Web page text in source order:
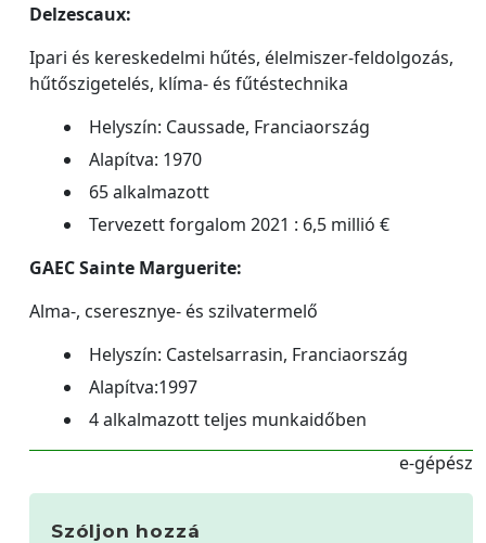
Delzescaux:
Ipari és kereskedelmi hűtés, élelmiszer-feldolgozás,
hűtőszigetelés, klíma- és fűtéstechnika
Helyszín: Caussade, Franciaország
Alapítva: 1970
65 alkalmazott
Tervezett forgalom 2021 : 6,5 millió €
GAEC Sainte Marguerite:
Alma-, cseresznye- és szilvatermelő
Helyszín: Castelsarrasin, Franciaország
Alapítva:1997
4 alkalmazott teljes munkaidőben
e-gépész
Szóljon hozzá